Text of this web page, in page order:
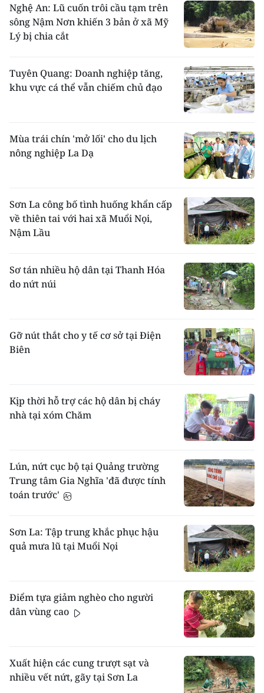
Nghệ An: Lũ cuốn trôi cầu tạm trên
sông Nậm Nơn khiến 3 bản ở xã Mỹ
Lý bị chia cắt
Tuyên Quang: Doanh nghiệp tăng,
khu vực cá thể vẫn chiếm chủ đạo
Mùa trái chín 'mở lối' cho du lịch
nông nghiệp La Dạ
Sơn La công bố tình huống khẩn cấp
về thiên tai với hai xã Muổi Nọi,
Nậm Lầu
Sơ tán nhiều hộ dân tại Thanh Hóa
do nứt núi
Gỡ nút thắt cho y tế cơ sở tại Điện
Biên
Kịp thời hỗ trợ các hộ dân bị cháy
nhà tại xóm Chăm
Lún, nứt cục bộ tại Quảng trường
Trung tâm Gia Nghĩa 'đã được tính
toán trước'
Sơn La: Tập trung khắc phục hậu
quả mưa lũ tại Muổi Nọi
Điểm tựa giảm nghèo cho người
dân vùng cao
Xuất hiện các cung trượt sạt và
nhiều vết nứt, gãy tại Sơn La